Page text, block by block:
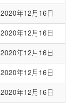
2020年12月16日
2020年12月16日
2020年12月16日
2020年12月16日
2020年12月16日